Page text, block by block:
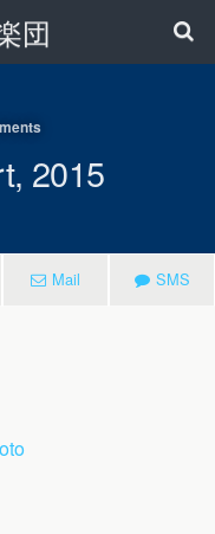
団
2015
Mail SMS